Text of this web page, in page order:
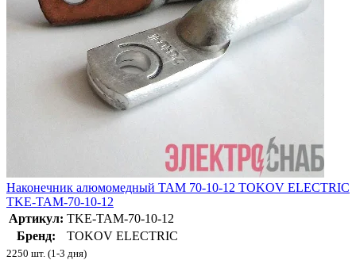
Наконечник алюмомедный ТАМ 70-10-12 TOKOV ELECTRIC
TKE-TAM-70-10-12
Артикул: TKE-TAM-70-10-12
Бренд:
TOKOV ELECTRIC
2250 шт. (1-3 дня)